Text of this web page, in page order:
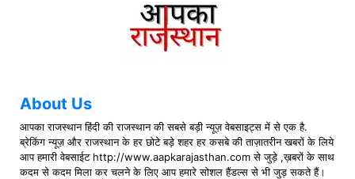
About Us
आपका राजस्थान हिंदी की राजस्थान की सबसे बड़ी न्यूज़ वेबसाइट्स में से एक है.
ब्रेकिंग न्यूज़ और राजस्थान के हर छोटे बड़े शहर हर कसबे की ताज़ातरीन खबरों के लिये
आप हमारी वेबसाईट http://www.aapkarajasthan.com से जुड़े ,ख़बरों के साथ
कदम से कदम मिला कर चलने के लिए आप हमारे सोशल हैंडल्स से भी जुड़ सकते हैं।